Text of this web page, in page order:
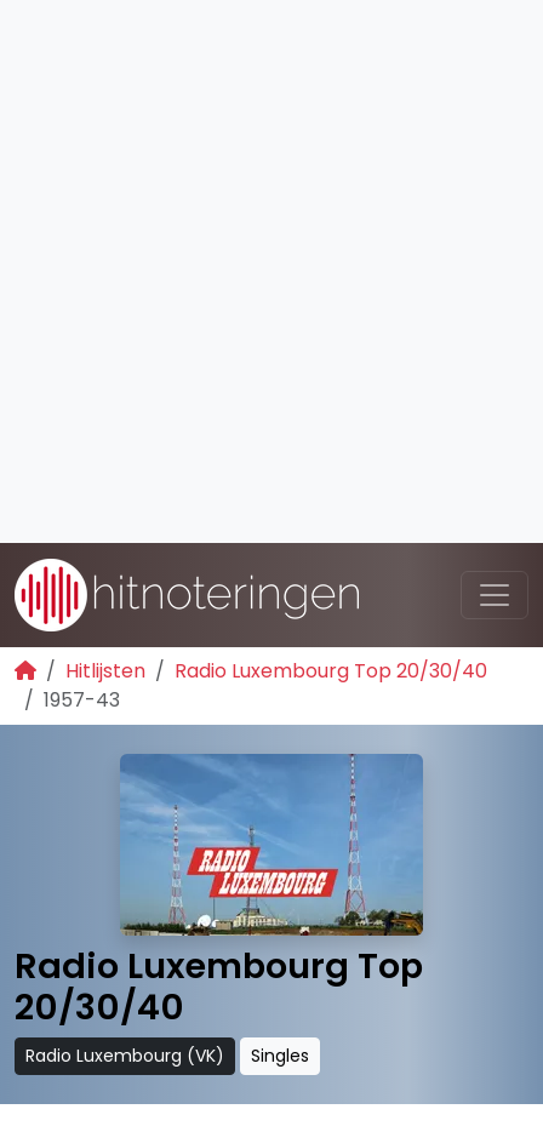
Hitlijsten
Radio Luxembourg Top 20/30/40
1957-43
Radio Luxembourg Top
20/30/40
Radio Luxembourg (VK) Singles